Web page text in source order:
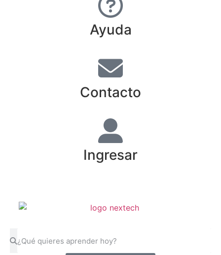
Ayuda
Contacto
Ingresar